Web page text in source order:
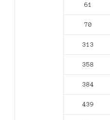
61
70
313
358
384
439